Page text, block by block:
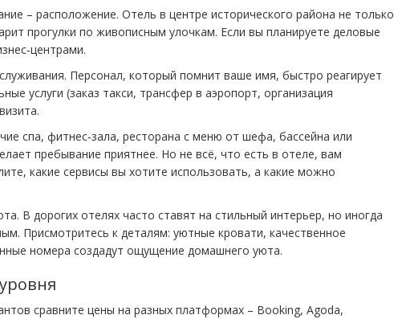
– расположение. Отель в центре исторического района не только
прогулки по живописным улочкам. Если вы планируете деловые
Персонал, который помнит ваше имя, быстро реагирует
услуги (заказ такси, трансфер в аэропорт, организация
спа, фитнес‑зала, ресторана с меню от шефа, бассейна или
пребывание приятнее. Но не всё, что есть в отеле, вам
какие сервисы вы хотите использовать, а какие можно
В дорогих отелях часто ставят на стильный интерьер, но иногда
Присмотритесь к деталям: уютные кровати, качественное
номера создадут ощущение домашнего уюта.
сравните цены на разных платформах – Booking, Agoda,